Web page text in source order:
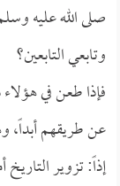
صلى الله عليه
وتابعي التابعين؟
فإذا طعن في
عن طريقهم أبداً،
إذاً: تزوير